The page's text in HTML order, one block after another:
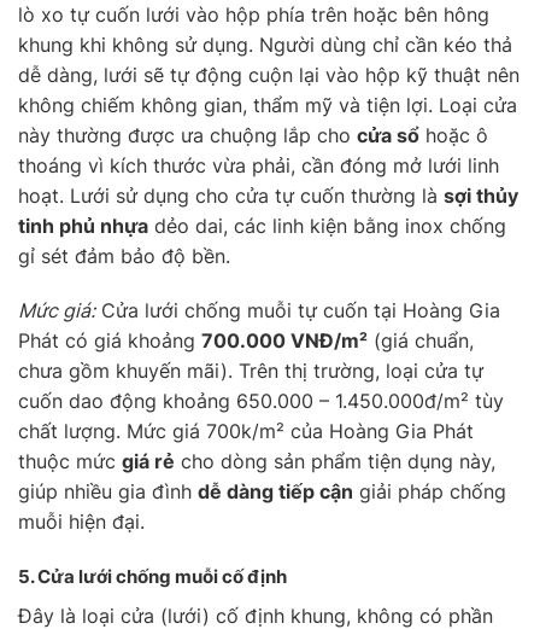
lò xo tự cuốn lưới vào hộp phía trên hoặc bên hông
khung khi không sử dụng. Người dùng chỉ cần kéo thả
dễ dàng, lưới sẽ tự động cuộn lại vào hộp kỹ thuật nên
không chiếm không gian, thẩm mỹ và tiện lợi. Loại cửa
này thường được ưa chuộng lắp cho cửa sổ hoặc ô
thoáng vì kích thước vừa phải, cần đóng mở lưới linh
hoạt. Lưới sử dụng cho cửa tự cuốn thường là sợi thủy
tinh phủ nhựa dẻo dai, các linh kiện bằng inox chống
gỉ sét đảm bảo độ bền.
Mức giá:Cửa lưới chống muỗi tự cuốn tại Hoàng Gia
Phát có giá khoảng 700.000 VNĐ/m² (giá chuẩn,
chưa gồm khuyến mãi). Trên thị trường, loại cửa tự
cuốn dao động khoảng 650.000 – 1.450.000đ/m² tùy
chất lượng. Mức giá 700k/m² của Hoàng Gia Phát
thuộc mức giá rẻ cho dòng sản phẩm tiện dụng này,
giúp nhiều gia đình dễ dàng tiếp cận giải pháp chống
muỗi hiện đại.
5. Cửa lưới chống muỗicố định
Đây là loại cửa (lưới) cố định khung, không có phần